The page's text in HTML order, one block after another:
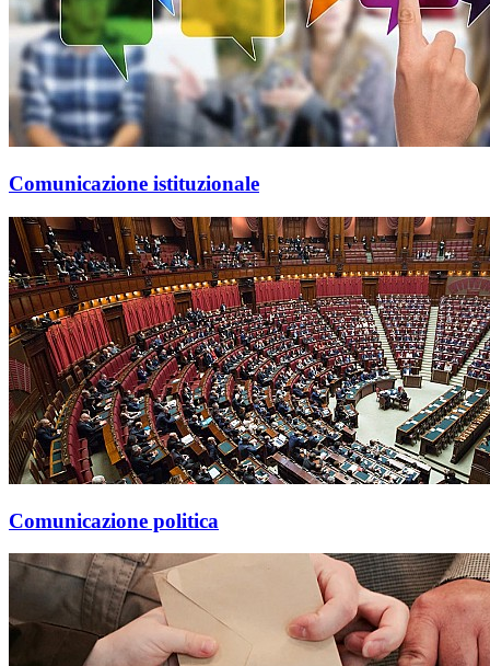
Comunicazione istituzionale
Comunicazione politica